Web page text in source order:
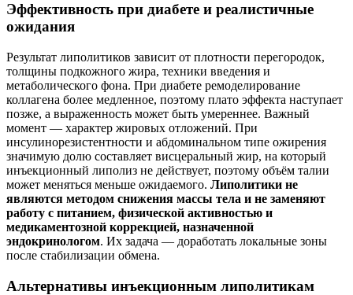
Эффективность при диабете и реалистичные
ожидания
Результат липолитиков зависит от плотности перегородок,
толщины подкожного жира, техники введения и
метаболического фона. При диабете ремоделирование
коллагена более медленное, поэтому плато эффекта наступает
позже, а выраженность может быть умереннее. Важный
момент — характер жировых отложений. При
инсулинорезистентности и абдоминальном типе ожирения
значимую долю составляет висцеральный жир, на который
инъекционный липолиз не действует, поэтому объём талии
может меняться меньше ожидаемого. Липолитики не
являются методом снижения массы тела и не заменяют
работу с питанием, физической активностью и
медикаментозной коррекцией, назначенной
эндокринологом. Их задача — доработать локальные зоны
после стабилизации обмена.
Альтернативы инъекционным липолитикам